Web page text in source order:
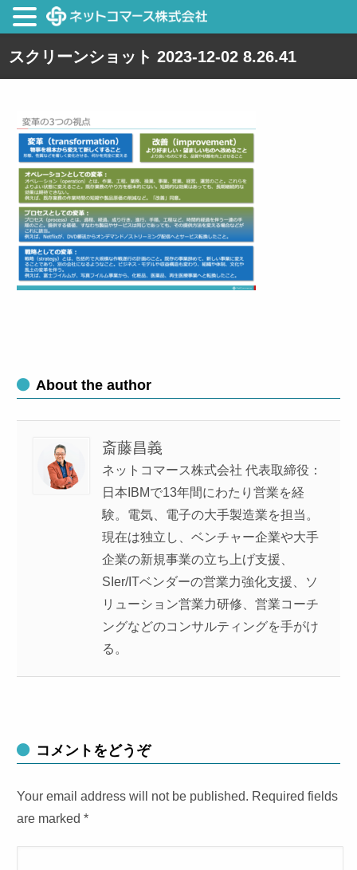
スクリーンショット 2023-12-02 8.26.41
About the author
斎藤昌義
ネットコマース株式会社 代表取締役：
日本IBMで13年間にわたり営業を経
験。電気、電子の大手製造業を担当。
現在は独立し、ベンチャー企業や大手
企業の新規事業の立ち上げ支援、
SIer/ITベンダーの営業力強化支援、ソ
リューション営業力研修、営業コーチ
ングなどのコンサルティングを手がけ
る。
コメントをどうぞ
Your email address will not be published. Required fields
are marked*